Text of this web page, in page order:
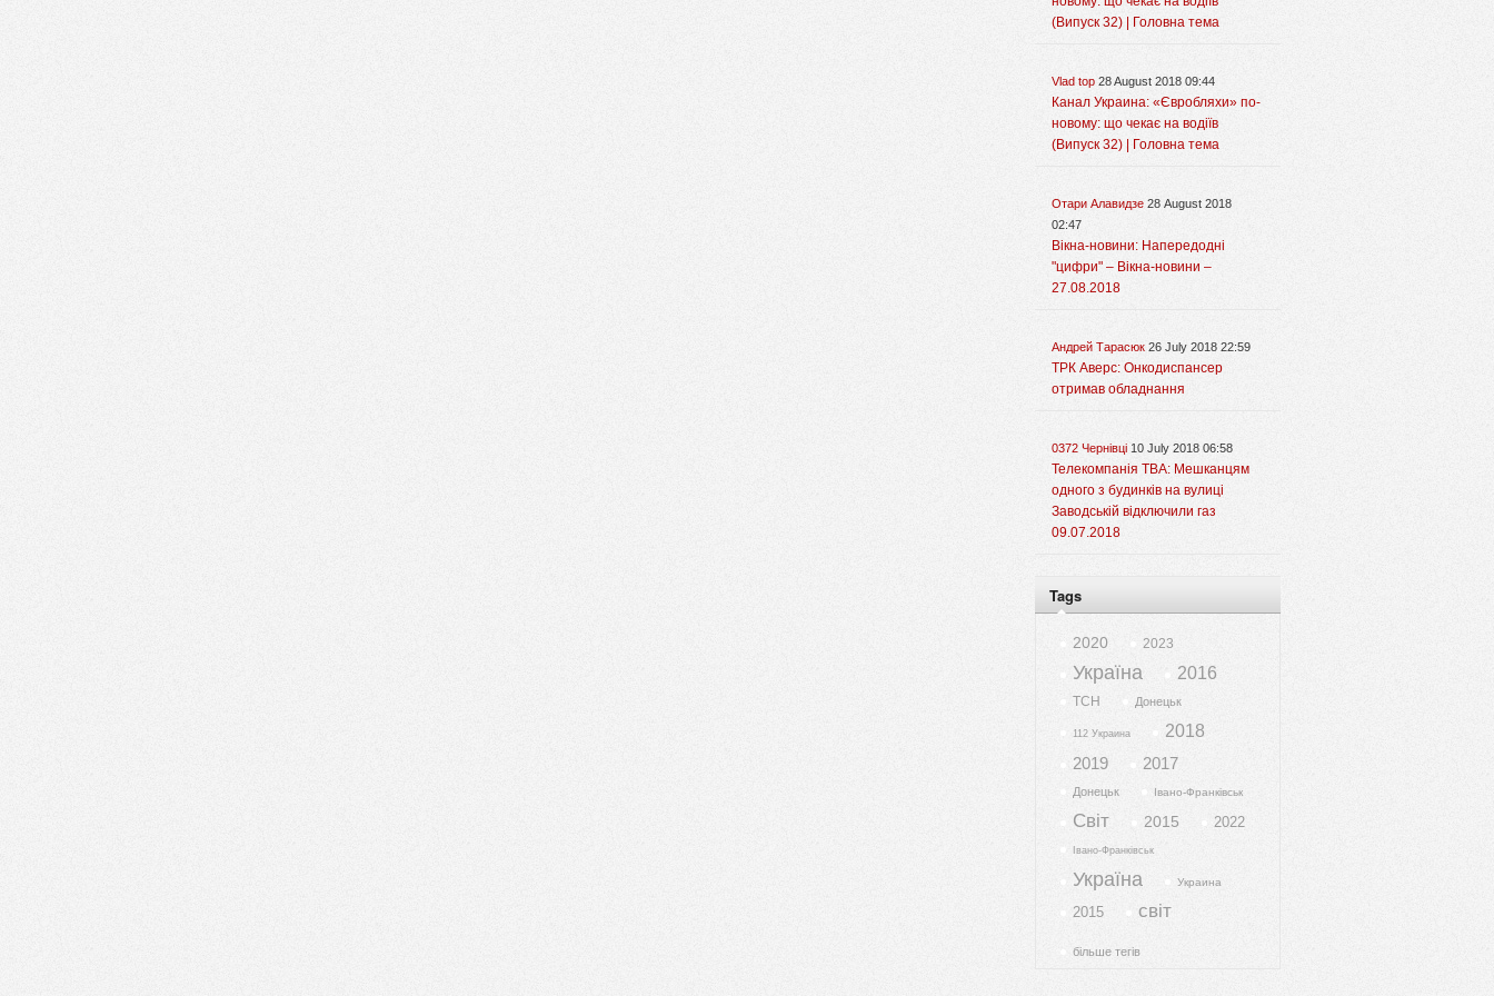
(Випуск 32) | Головна тема
Vlad top 28 August 2018 09:44
Канал Украина: «Євробляхи» по-
новому: що чекає на водіїв
(Випуск 32) | Головна тема
Отари Алавидзе 28 August 2018
02:47
Вікна-новини: Напередодні
"цифри" – Вікна-новини –
27.08.2018
Андрей Тарасюк 26 July 2018 22:59
ТРК Аверс: Онкодиспансер
отримав обладнання
0372 Чернівці 10 July 2018 06:58
Телекомпанія ТВА: Мешканцям
одного з будинків на вулиці
Заводській відключили газ
09.07.2018
Tags
2020 2023
Україна 2016
ТСН Донецьк
112 Украина
2018
2019
2017
Донецьк Івано-Франківськ
Світ 2015 2022
Івано-Франківськ
Україна Украина
2015 світ
більше тегів